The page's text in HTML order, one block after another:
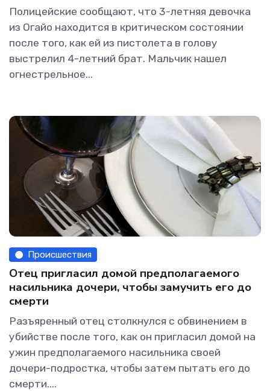
Полицейские сообщают, что 3-летняя девочка
из Огайо находится в критическом состоянии
после того, как ей из пистолета в голову
выстрелил 4-летний брат. Мальчик нашел
огнестрельное...
Происшествия
Отец пригласил домой предполагаемого
насильника дочери, чтобы замучить его до
смерти
Разъяренный отец столкнулся с обвинением в
убийстве после того, как он пригласил домой на
ужин предполагаемого насильника своей
дочери-подростка, чтобы затем пытать его до
смерти....